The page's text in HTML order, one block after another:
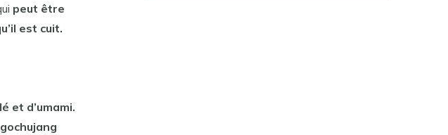
peut être
est cuit.
et d’umami.